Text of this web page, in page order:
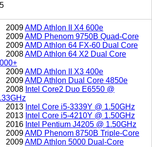
2009AMD Athlon II X4 600e
2009AMD Phenom 9750B Quad-Core
2009AMD Athlon 64 FX-60 Dual Core
2008AMD Athlon 64 X2 Dual Core
2009AMD Athlon II X3 400e
2009AMD Athlon Dual Core 4850e
2008 Intel Core2 Duo E6550 @
2013 Intel Core i5-3339Y @ 1.50GHz
2013 Intel Core i5-4210Y @ 1.50GHz
2016 Intel Pentium J4205 @ 1.50GHz
2009AMD Phenom 8750B Triple-Core
2009AMD Athlon 5000 Dual-Core